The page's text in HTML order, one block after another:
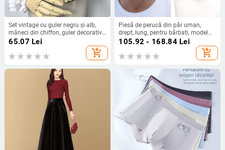
Set vintage cu guler negru și alb,
mâneci din chiffon, guler decorativ
cu volane, eșarfă cu flori și mănuși
65.07 Lei
add_shopping_cart
Piesă de perucă din păr uman,
drept, lung, pentru bărbați, model
BF139-BF142
105.92 - 168.84Lei
add_shopping_cart